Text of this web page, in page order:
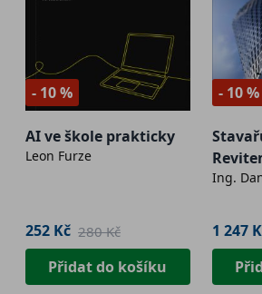
- 10 %
AI ve škole prakticky
Leon Furze
252 Kč 280 Kč
Přidat do košíku
- 10 %
Ing.
1 247